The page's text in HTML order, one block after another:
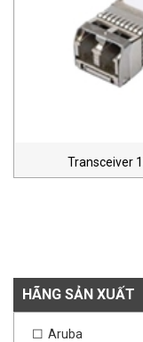
Transceiver
HÃNG SẢN XUẤT
Aruba